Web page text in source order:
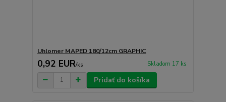
Uhlomer MAPED 180/12cm GRAPHIC
0,92 EUR/ks Skladom 17 ks
Pridať do košíka